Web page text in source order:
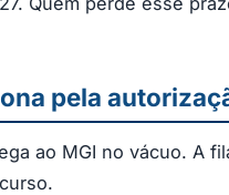
pela
ao MGI no vácuo. A